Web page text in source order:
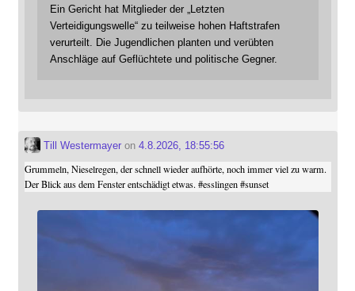
Ein Gericht hat Mitglieder der „Letzten
Verteidigungswelle“ zu teilweise hohen Haftstrafen
verurteilt. Die Jugendlichen planten und verübten
Anschläge auf Geflüchtete und politische Gegner.
Till Westermayeron 4.8.2026, 18:55:56
Grummeln, Nieselregen, der schnell wieder aufhörte, noch immer viel zu warm.
Der Blick aus dem Fenster entschädigt etwas.#esslingen #sunset